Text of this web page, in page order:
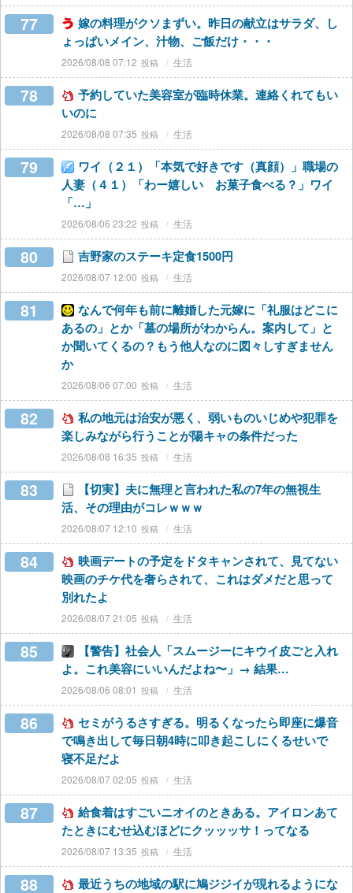
77
嫁の料理がクソまずい。昨日の献立はサラダ、し
ょっぱいメイン、汁物、ご飯だけ・・・
2026/08/08 07:12 生活
78
予約していた美容室が臨時休業。連絡くれてもい
いのに
2026/08/08 07:35 生活
79
ワイ（２１）「本気で好きです（真顔）」職場の
人妻（４１）「わー嬉しい お菓子食べる？」ワイ
「…」
2026/08/06 23:22 生活
80 吉野家のステーキ定食1500円
2026/08/07 12:00 生活
81
なんで何年も前に離婚した元嫁に「礼服はどこに
あるの」とか「墓の場所がわからん。案内して」と
か聞いてくるの？もう他人なのに図々しすぎません
か
2026/08/06 07:00 生活
82
私の地元は治安が悪く、弱いものいじめや犯罪を
楽しみながら行うことが陽キャの条件だった
2026/08/08 16:35 生活
83
【切実】夫に無理と言われた私の7年の無視生
活、その理由がコレｗｗｗ
2026/08/07 12:10 生活
84
映画デートの予定をドタキャンされて、見てない
映画のチケ代を奢らされて、これはダメだと思って
別れたよ
2026/08/07 21:05 生活
85
【警告】社会人「スムージーにキウイ皮ごと入れ
よ。これ美容にいいんだよね〜」→ 結果…
2026/08/06 08:01 生活
86
セミがうるさすぎる。明るくなったら即座に爆音
で鳴き出して毎日朝4時に叩き起こしにくるせいで
寝不足だよ
2026/08/07 02:05 生活
87
給食着はすごいニオイのときある。アイロンあて
たときにむせ込むほどにクッッッサ！ってなる
2026/08/07 13:35 生活
88
最近うちの地域の駅に鳩ジジイが現れるようにな